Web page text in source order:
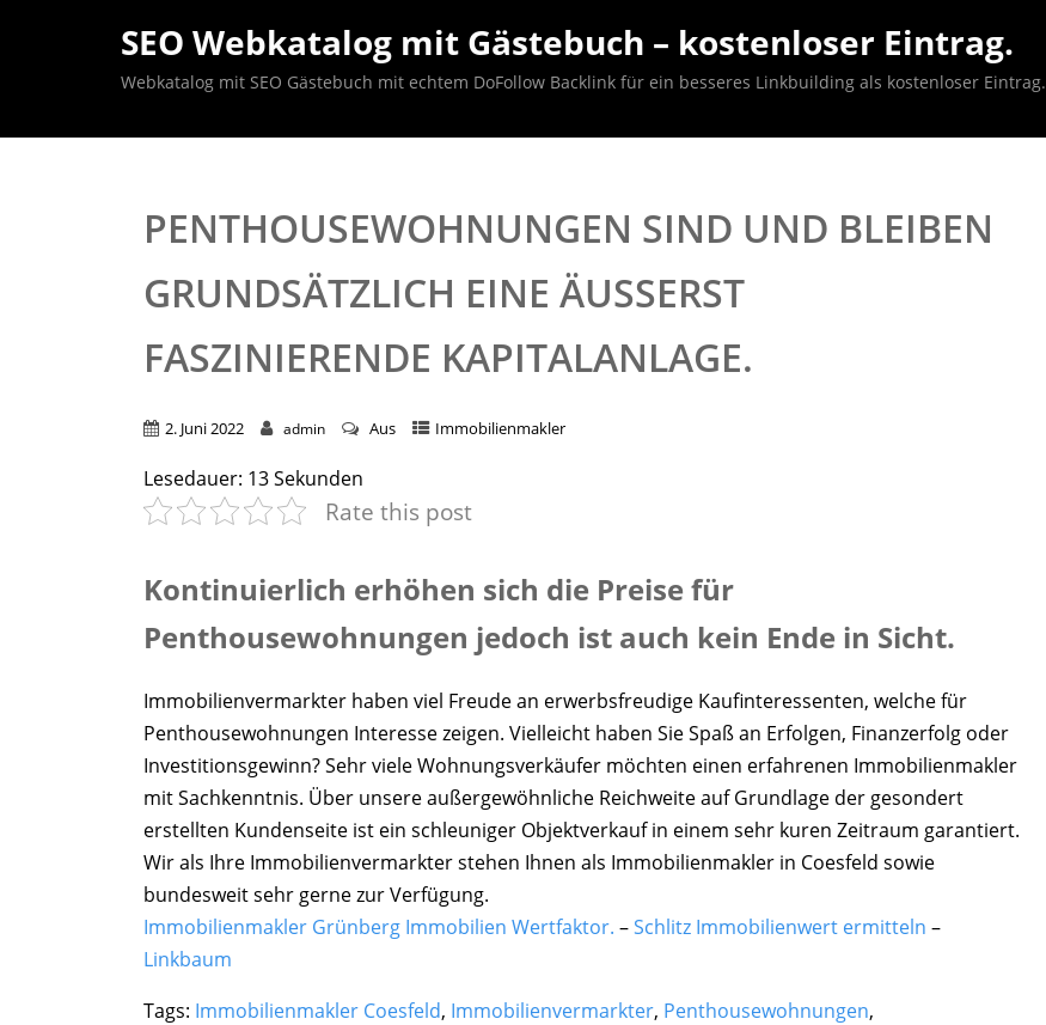
SEO Webkatalog mit Gästebuch – kostenloser Eintrag.
Webkatalog mit SEO Gästebuch mit echtem DoFollow Backlink für ein besseres Linkbuilding als kostenloser Eintrag.
PENTHOUSEWOHNUNGEN SIND UND BLEIBEN
GRUNDSÄTZLICH EINE ÄUSSERST F
ASZINIERENDE KAPITALANLAGE.
2. Juni 2022 admin Aus Immobilienmakler
Lesedauer: 13Sekunden
Rate this post
Kontinuierlich erhöhen sich die Preise für
Penthousewohnungen jedoch ist auch kein Ende in Sicht.
Immobilienvermarkter haben viel Freude an erwerbsfreudige Kaufinteressenten, welche für
Penthousewohnungen Interesse zeigen. Vielleicht haben Sie Spaß an Erfolgen, Finanzerfolg oder
Investitionsgewinn? Sehr viele Wohnungsverkäufer möchten einen erfahrenen Immobilienmakler
mit Sachkenntnis. Über unsere außergewöhnliche Reichweite auf Grundlage der gesondert
erstellten Kundenseite ist ein schleuniger Objektverkauf in einem sehr kuren Zeitraum garantiert.
Wir als Ihre Immobilienvermarkter stehen Ihnen als Immobilienmakler in Coesfeld sowie
bundesweit sehr gerne zur Verfügung.
Immobilienmakler Grünberg Immobilien Wertfaktor. –Schlitz Immobilienwert ermitteln –
Linkbaum
Tags: Immobilienmakler Coesfeld, Immobilienvermarkter, Penthousewohnungen,